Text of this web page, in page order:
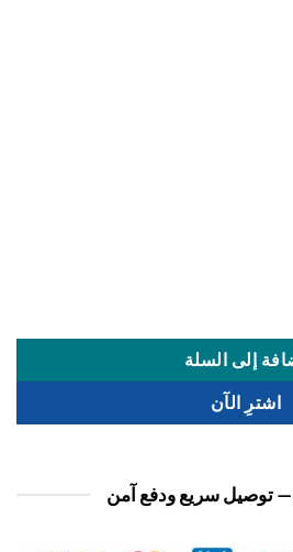
السلة
الآن
سريع ودفع آمن